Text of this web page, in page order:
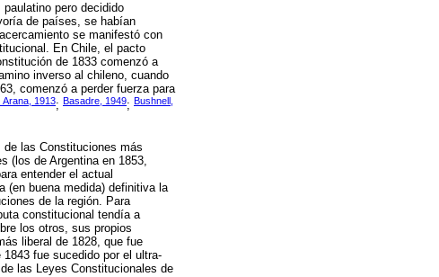
pero decidido
de países, se habían
se manifestó con
En Chile, el pacto
de 1833 comenzó a
inverso al chileno, cuando
comenzó a perder fuerza para
Arana, 1913; Basadre, 1949; Bushnell,
las Constituciones más
(los de Argentina en 1853,
entender el actual
(en buena medida) definitiva la
de la región. Para
constitucional tendía a
los otros, sus propios
liberal de 1828, que fue
fue sucedido por el ultra-
las Leyes Constitucionales de